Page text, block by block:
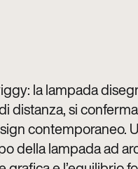
la lampada
distanza, si
contemporaneo.
della lampada ad